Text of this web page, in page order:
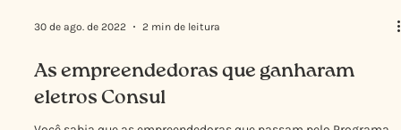
30 de ago. de 2022 2 min de leitura